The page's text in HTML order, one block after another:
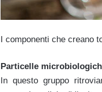
I componenti che creano
Particelle
In questo gruppo